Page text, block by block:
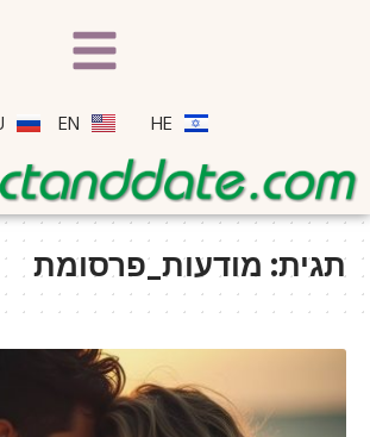
HE
EN
תגית: מודעות_פרסומת